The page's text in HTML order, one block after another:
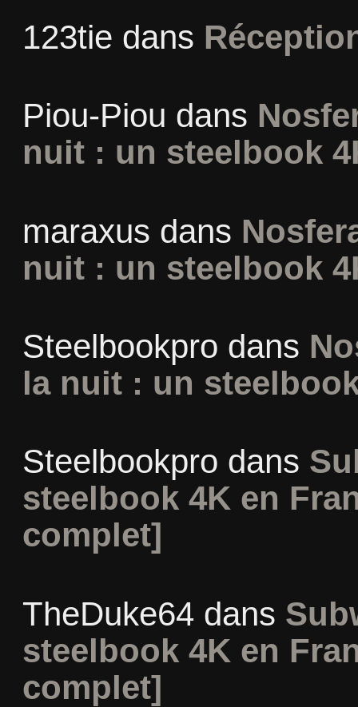
123tie dans
Piou-Piou dans
nuit : un steelbook
maraxus dans
nuit : un steelbook
Steelbookpro dans
la nuit : un
Steelbookpro dans
steelbook 4K en
complet]
TheDuke64dans
steelbook 4K en
complet]